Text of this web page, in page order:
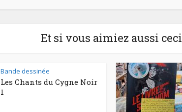
Et si vous aimiez aussi ceci
Bande dessinée
Les Chants du Cygne Noir
1